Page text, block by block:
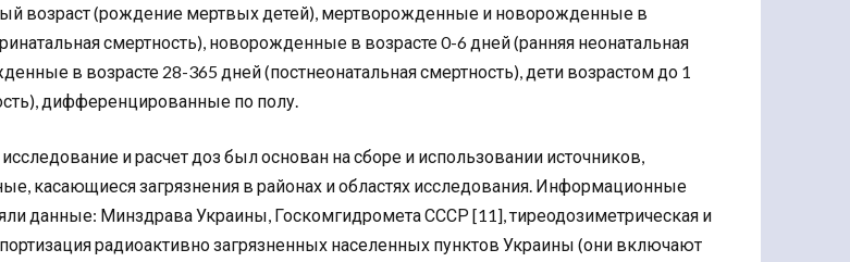
возраст (рождение мертвых детей), мертворожденные и новорожденные в
смертность), новорожденные в возрасте 0-6 дней (ранняя неонатальная
в возрасте 28-365 дней (постнеонатальная смертность), дети возрастом до 1
дифференцированные по полу.
и расчет доз был основан на сборе и использовании источников,
касающиеся загрязнения в районах и областях исследования. Информационные
данные: Минздрава Украины, Госкомгидромета СССР [11], тиреодозиметрическая и
радиоактивно загрязненных населенных пунктов Украины (они включают